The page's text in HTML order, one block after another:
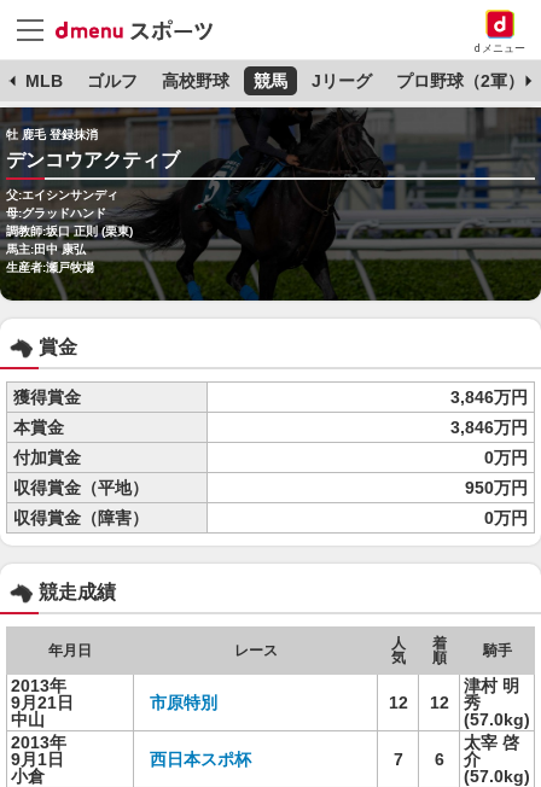
dメニュー
MLB ゴルフ 高校野球 競馬 Jリーグ プロ野球（2軍）
牡 鹿毛 登録抹消
デンコウアクティブ
父:エイシンサンディ
母:グラッドハンド
調教師:坂口 正則 (栗東)
馬主:田中 康弘
生産者:瀬戸牧場
賞金
獲得賞金
3,846万円
本賞金
3,846万円
付加賞金
0万円
収得賞金（平地）
950万円
収得賞金（障害）
0万円
競走成績
年月日 レース
人
気
着
順
騎手
2013年
9月21日
中山
市原特別 12 12
津村 明
秀
(57.0kg)
2013年
9月1日
小倉
西日本スポ杯 7 6
太宰 啓
介
(57.0kg)